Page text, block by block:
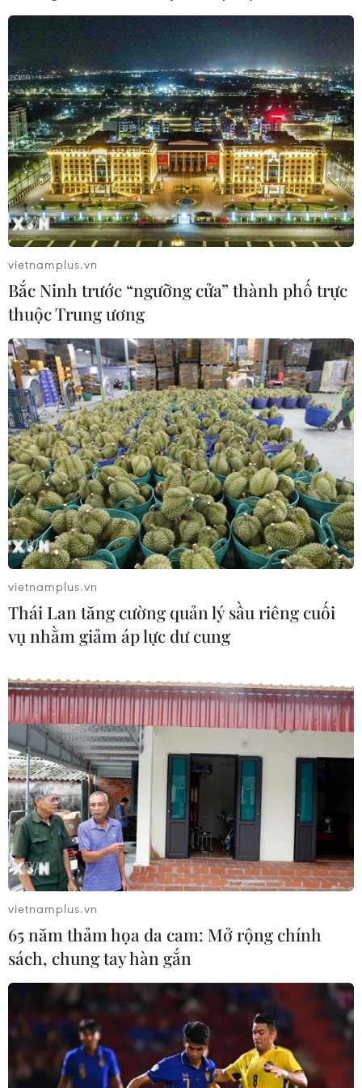
trên địa bàn Thủ đô
22/09/2023 09:37
Không khí Trung Thu đang tràn ngập trên khắp các
tuyến phố trên địa bàn Thủ đô với những gian hàng
bánh nướng, bánh dẻo cùng với sắc đỏ của các món
đồ chơi như đèn ông sao, đèn lồng...
Hà Nội: Chấn chỉnh các vi phạm an toàn
thực phẩm bánh Trung Thu
25/09/2023 10:04
Nhằm bảo đảm an toàn thực phẩm Tết Trung Thu năm
2023, từ ngày 28/8 đến 5/10, các sở, ngành, quận,
huyện, thị xã tăng cường hoạt động thanh tra, kiểm tra
cơ sở sản xuất và kinh doanh bánh Trung Thu.
vietnamplus.vn
Bắc Ninh trước “ngưỡng cửa” thành phố trực
thuộc Trung ương
vietnamplus.vn
Thái Lan tăng cường quản lý sầu riêng cuối
vụ nhằm giảm áp lực dư cung
vietnamplus.vn
65 năm thảm họa da cam: Mở rộng chính
sách, chung tay hàn gắn